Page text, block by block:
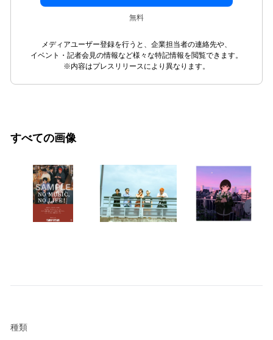
無料
メディアユーザー登録を行うと、企業担当者の連絡先や、
イベント・記者会見の情報など様々な特記情報を閲覧できます。
※内容はプレスリリースにより異なります。
すべての画像
種類